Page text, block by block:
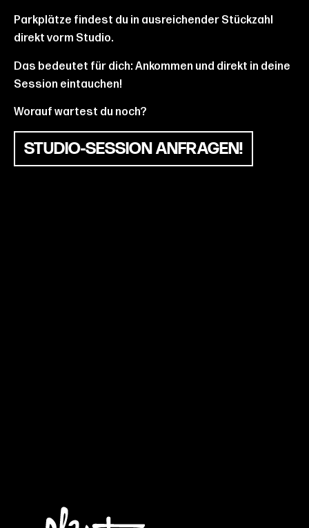
Parkplätze findest du in ausreichender Stückzahl
direkt vorm Studio.
Das bedeutet für dich: Ankommen und direkt in deine
Session eintauchen!
Worauf wartest du noch?
STUDIO-SESSION ANFRAGEN!